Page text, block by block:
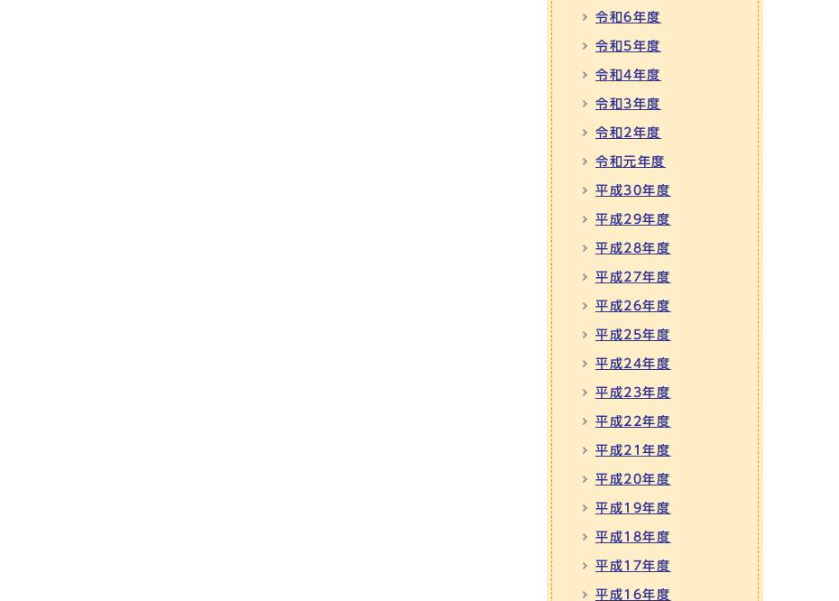
令和6年度
令和5年度
令和4年度
令和3年度
令和2年度
令和元年度
平成30年度
平成29年度
平成28年度
平成27年度
平成26年度
平成25年度
平成24年度
平成23年度
平成22年度
平成21年度
平成20年度
平成19年度
平成18年度
平成17年度
平成16年度